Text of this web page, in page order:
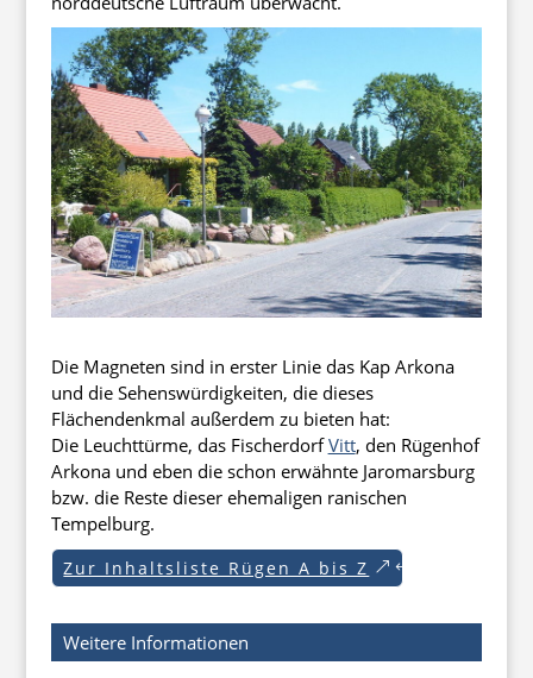
Die Magneten sind in erster Linie das Kap Arkona
und die Sehenswürdigkeiten, die dieses
Flächendenkmal außerdem zu bieten hat:
Die Leuchttürme, das FischerdorfVitt, den Rügenhof
Arkona und eben die schon erwähnte Jaromarsburg
bzw. die Reste dieser ehemaligen ranischen
Tempelburg.
Zur Inhaltsliste Rügen A bis Z
Weitere Informationen